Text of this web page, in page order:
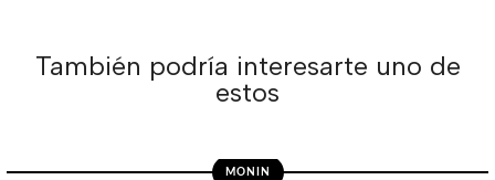
También podría interesarte uno de
estos
MONIN